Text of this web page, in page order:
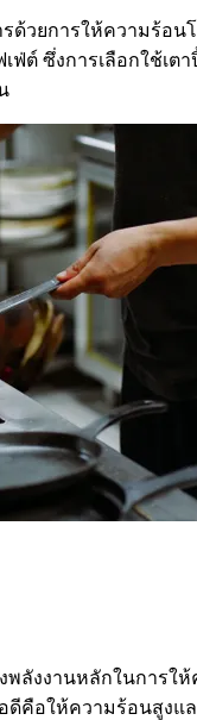
ด้วยการให้ความร้อน
ฟ่ต์ ซึ่งการเลือกใช้เ
งพลังงานหลักในกา
ดีคือให้ความร้อนสูง